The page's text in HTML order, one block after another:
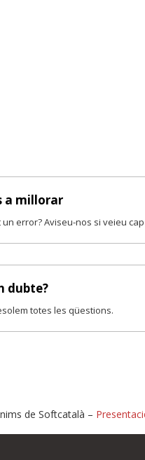
a millorar
error? Aviseu-nos si veieu
dubte?
totes les qüestions.
de Softcatalà –